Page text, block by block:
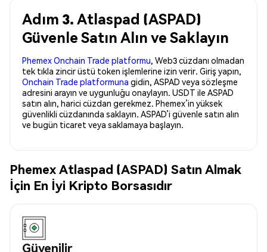
Adım 3. Atlaspad (ASPAD)
Güvenle Satın Alın ve Saklayın
Phemex Onchain Trade platformu, Web3 cüzdanı olmadan
tek tıkla zincir üstü token işlemlerine izin verir. Giriş yapın,
Onchain Trade platformuna gidin, ASPAD veya sözleşme
adresini arayın ve uygunluğu onaylayın. USDT ile ASPAD
satın alın, harici cüzdan gerekmez. Phemex’in yüksek
güvenlikli cüzdanında saklayın. ASPAD’i güvenle satın alın
ve bugün ticaret veya saklamaya başlayın.
Phemex Atlaspad (ASPAD) Satın Almak
İçin En İyi Kripto Borsasıdır
Güvenilir